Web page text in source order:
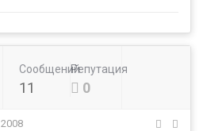
Сообщений
11
Репутация
0